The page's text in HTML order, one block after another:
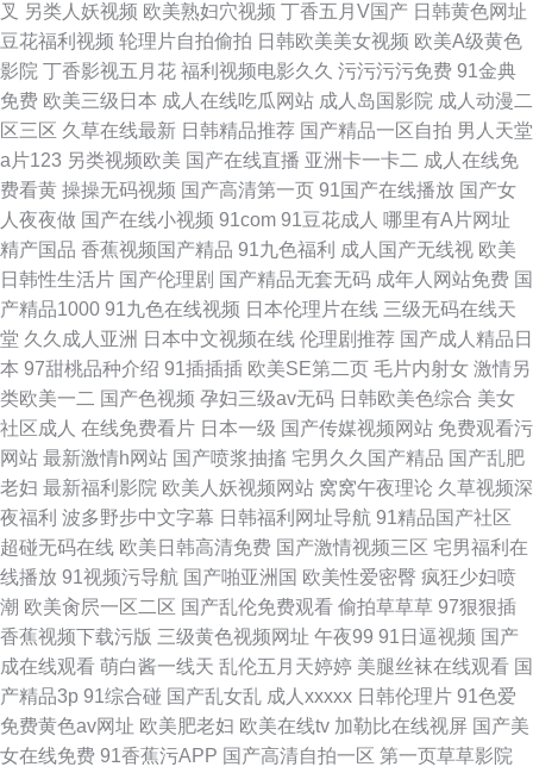
叉 另类人妖视频 欧美熟妇穴视频 丁香五月V国产 日韩黄色网址
豆花福利视频 轮理片自拍偷拍 日韩欧美美女视频 欧美A级黄色
影院 丁香影视五月花 福利视频电影久久 污污污污免费 91金典
免费 欧美三级日本 成人在线吃瓜网站 成人岛国影院 成人动漫二
区三区 久草在线最新 日韩精品推荐 国产精品一区自拍 男人天堂
a片123 另类视频欧美 国产在线直播 亚洲卡一卡二 成人在线免
费看黄 操操无码视频 国产高清第一页 91国产在线播放 国产女
人夜夜做 国产在线小视频 91com 91豆花成人 哪里有A片网址
精产国品 香蕉视频国产精品 91九色福利 成人国产无线视 欧美
日韩性生活片 国产伦理剧 国产精品无套无码 成年人网站免费 国
产精品1000 91九色在线视频 日本伦理片在线 三级无码在线天
堂 久久成人亚洲 日本中文视频在线 伦理剧推荐 国产成人精品日
本 97甜桃品种介绍 91插插插 欧美SE第二页 毛片内射女 激情另
类欧美一二 国产色视频 孕妇三级av无码 日韩欧美色综合 美女
社区成人 在线免费看片 日本一级 国产传媒视频网站 免费观看污
网站 最新激情h网站 国产喷浆抽搐 宅男久久国产精品 国产乱肥
老妇 最新福利影院 欧美人妖视频网站 窝窝午夜理论 久草视频深
夜福利 波多野步中文字幕 日韩福利网址导航 91精品国产社区
超碰无码在线 欧美日韩高清免费 国产激情视频三区 宅男福利在
线播放 91视频污导航 国产啪亚洲国 欧美性爱密臀 疯狂少妇喷
潮 欧美肏屄一区二区 国产乱伦免费观看 偷拍草草草 97狠狠插
香蕉视频下载污版 三级黄色视频网址 午夜99 91日逼视频 国产
成在线观看 萌白酱一线天 乱伦五月天婷婷 美腿丝袜在线观看 国
产精品3p 91综合碰 国产乱女乱 成人xxxxx 日韩伦理片 91色爱
免费黄色av网址 欧美肥老妇 欧美在线tv 加勒比在线视屏 国产美
女在线免费 91香蕉污APP 国产高清自拍一区 第一页草草影院